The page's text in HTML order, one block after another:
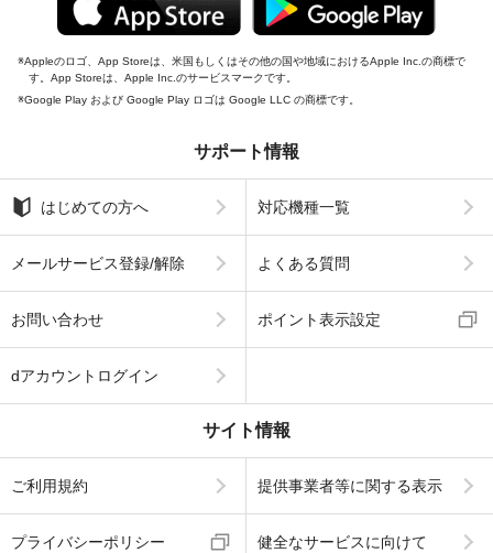
Appleのロゴ、App Storeは、米国もしくはその他の国や地域におけるApple Inc.の商標で
す。App Storeは、Apple Inc.のサービスマークです。
Google Play および Google Play ロゴは Google LLC の商標です。
サポート情報
はじめての方へ 対応機種一覧
メールサービス登録/解除 よくある質問
お問い合わせ ポイント表示設定
dアカウントログイン
サイト情報
ご利用規約 提供事業者等に関する表示
プライバシーポリシー 健全なサービスに向けて